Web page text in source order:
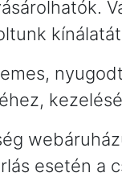
esetén